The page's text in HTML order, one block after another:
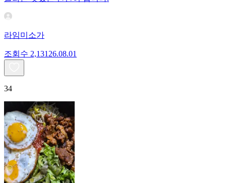
라임미소가
조회수 2,131 26.08.01
34